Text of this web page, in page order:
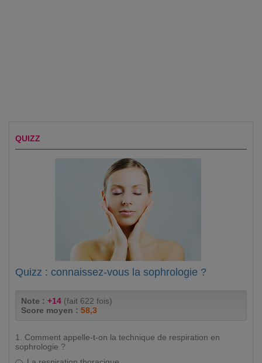
QUIZZ
Quizz : connaissez-vous la sophrologie ?
Note : +14 (fait 622 fois)
Score moyen : 58,3
1. Comment appelle-t-on la technique de respiration en
sophrologie ?